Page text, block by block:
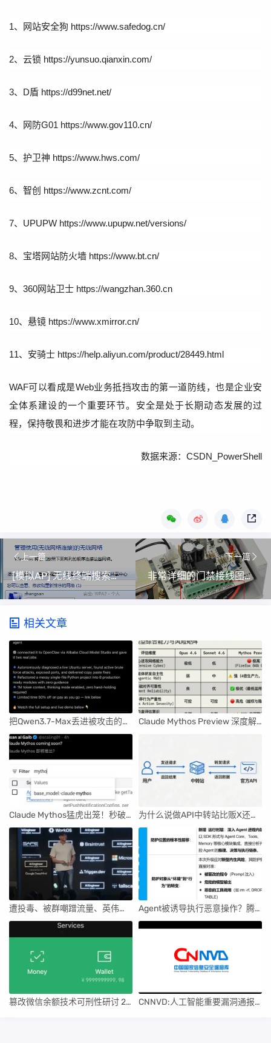
1、网站安全狗 https://www.safedog.cn/
2、云锁 https://yunsuo.qianxin.com/
3、D盾 https://d99net.net/
4、网防G01 https://www.gov110.cn/
5、护卫神 https://www.hws.com/
6、智创 https://www.zcnt.com/
7、UPUPW https://www.upupw.net/versions/
8、宝塔网站防火墙 https://www.bt.cn/
9、360网站卫士 https://wangzhan.360.cn
10、悬镜 https://www.xmirror.cn/
11、安骑士 https://help.aliyun.com/product/28449.html
WAF可以看成是Web业务抵挡攻击的第一道防线，也是企业安
全体系建设的一个重要环节。安全是处于长期动态发展的过
程，保持敬畏和进步才能在攻防中争取到主动。
数据来源：CSDN_PowerShell
上一篇
[模拟AP] 无线终端搜索到信号连不上怎么办？
下一篇
非常详细的门禁接线图：适合转行做门禁的小白使用！
相关文章
把Qwen3.7-Max丢进被攻击的服务器，它竟查出了暴力破解！ Claude Mythos Preview 深度解读：Anthropic 最强大模型的机遇与风险
Claude Mythos猛虎出笼！秒破人类一年无解漏洞，GPT-5.5都压不住 为什么说做API中转站比贩X还要赚钱，完整行业白皮书曝光！
遭投毒、被群嘲蹭流量、英伟达沙箱被攻破！OpenClaw之父揭秘大模型圈潜规则 Agent被诱导执行恶意操作？腾讯云给“龙虾”装上“全时围栏”，行为实时管控
篡改微信余额技术可刑性研讨 2.0 CNNVD:人工智能重要漏洞通报（2026年第二期）